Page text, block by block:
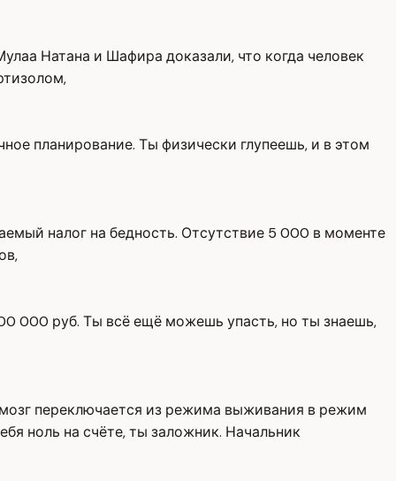
Натана и Шафира доказали, что когда человек
планирование. Ты физически глупеешь, и в этом
налог на бедность. Отсутствие 5 000 в моменте
000 руб. Ты всё ещё можешь упасть, но ты знаешь,
переключается из режима выживания в режим
ноль на счёте, ты заложник. Начальник